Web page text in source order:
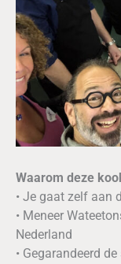
Waarom deze
• Je gaat zelf aan
• Meneer
Nederland
• Gegarandeerd